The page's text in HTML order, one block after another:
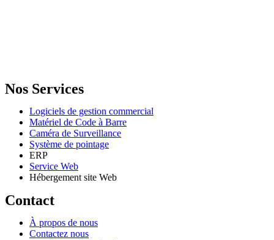
Nos Services
Logiciels de gestion commercial
Matériel de Code à Barre
Caméra de Surveillance
Système de pointage
ERP
Service Web
Hébergement site Web
Contact
À propos de nous
Contactez nous